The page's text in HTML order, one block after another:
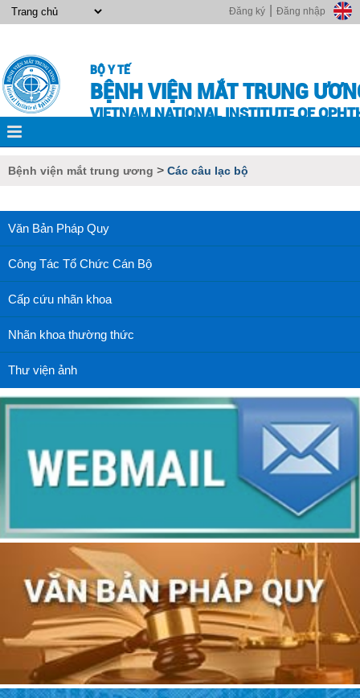
Đăng nhập
Đăng ký
BỘ Y TẾ
BỆNH VIỆN MẮT TRUNG
VIETNAM NATIONAL INSTITUTE OF
Bệnh viện mắt trung ương > Các câu lạc bộ
Văn Bản Pháp Quy
Công Tác Tổ Chức Cán Bộ
Cấp cứu nhãn khoa
Nhãn khoa thường thức
Thư viện ảnh